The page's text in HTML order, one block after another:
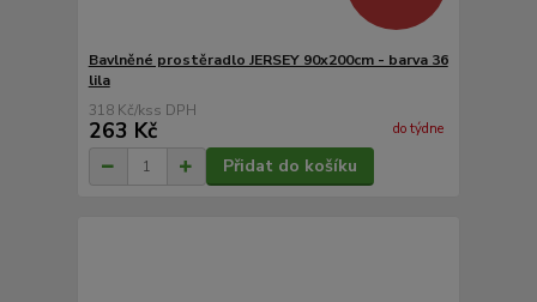
Bavlněné prostěradlo JERSEY 90x200cm - barva 36
lila
318 Kč/ks
263 Kč do týdne
Přidat do košíku